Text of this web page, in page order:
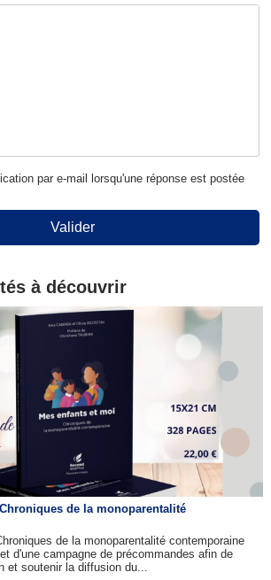
par e-mail lorsqu'une réponse est postée
Valider
à découvrir
de la monoparentalité
de la monoparentalité contemporaine
d'une campagne de précommandes afin de
et soutenir la diffusion du...